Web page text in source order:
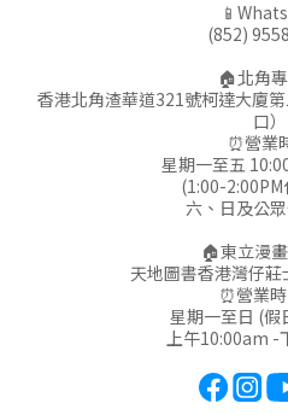
(852)
🏠北角
香港北角渣華道321號柯達大廈
口）
⏰營業
星期一至五
(1:00-
六、日及公
🏠東立漫
天地圖書香港灣仔
⏰營業時
星期一至日 (假
上午10:00am -